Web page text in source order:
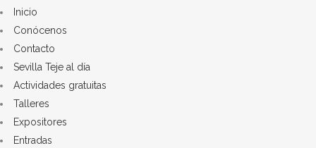
Inicio
Conócenos
Contacto
Sevilla Teje al día
Actividades gratuitas
Talleres
Expositores
Entradas